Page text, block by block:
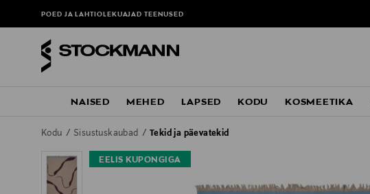
POED JA LAHTIOLEKUAJADTEENUSED
NAISED MEHED LAPSED KODU KOSMEETIKA
Kodu Sisustuskaubad Tekid ja päevatekid
EELIS KUPONGIGA